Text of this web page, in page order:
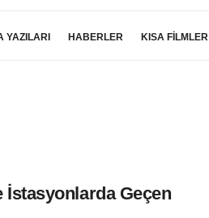
YAZILARI HABERLER KISA FİLMLER
İstasyonlarda Geçen